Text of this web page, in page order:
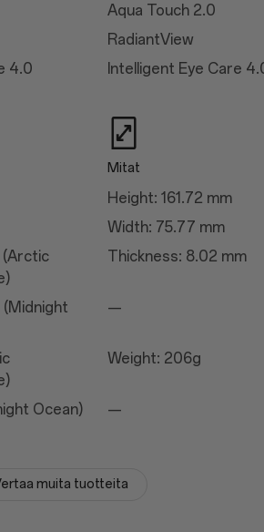
‑mobiilialusta
Gt:n UFS 4.0
12GB+256GB / 16GB+512GB
kyllä
kyllä
4.0
(Arctic
(Midnight
Ocean)
Aqua Touch 2.0
RadiantView
Intelligent Eye Care
Mitat
Height: 161.72 mm
Width: 75.77 mm
Thickness: 8.02 mm
—
Weight: 206g
—
muita tuotteita